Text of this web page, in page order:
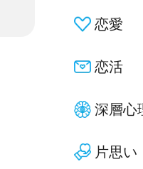
恋愛
恋活
深層心
片思い